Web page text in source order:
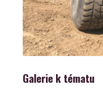
Galerie k tématu